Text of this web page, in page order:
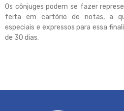
Os cônjuges podem se fazer
feita em cartório de notas, a
especiais e expressos para essa
de 30 dias.